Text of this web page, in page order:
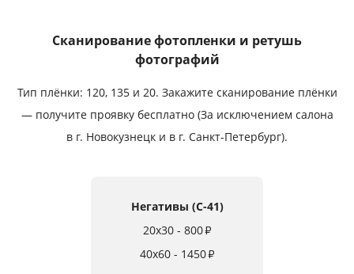
Сканирование фотопленки и ретушь
фотографий
Тип плёнки: 120, 135 и 20. Закажите сканирование плёнки
— получите проявку бесплатно (За исключением салона
в г. Новокузнецк и в г. Санкт-Петербург).
Негативы (C-41)
20x30 - 800₽
40x60 - 1450₽